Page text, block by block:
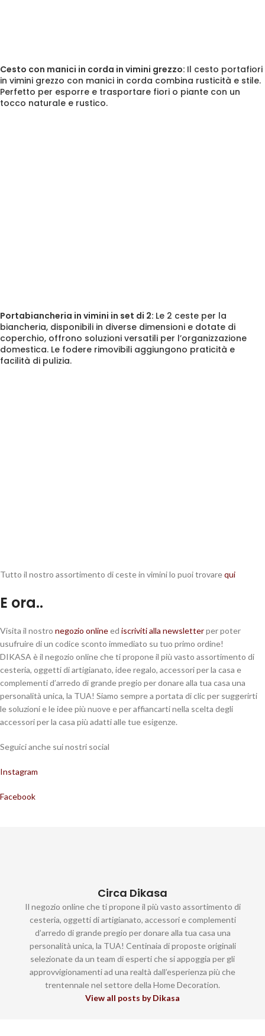
Cesto con manici in corda in vimini grezzo: Il cesto portafiori
in vimini grezzo con manici in corda combina rusticità e stile.
Perfetto per esporre e trasportare fiori o piante con un
tocco naturale e rustico.
Portabiancheria in vimini in set di 2: Le 2 ceste per la
biancheria, disponibili in diverse dimensioni e dotate di
coperchio, offrono soluzioni versatili per l’organizzazione
domestica. Le fodere rimovibili aggiungono praticità e
facilità di pulizia.
Tutto il nostro assortimento di ceste in vimini lo puoi trovarequi
E ora..
Visita il nostro negozio onlineed iscriviti alla newsletterper poter
usufruire di un codice sconto immediato su tuo primo ordine!
DIKASA è il negozio online che ti propone il più vasto assortimento di
cesteria, oggetti di artigianato, idee regalo, accessori per la casa e
complementi d’arredo di grande pregio per donare alla tua casa una
personalità unica, la TUA! Siamo sempre a portata di clic per suggerirti
le soluzioni e le idee più nuove e per affiancarti nella scelta degli
accessori per la casa più adatti alle tue esigenze.
Seguici anche sui nostri social
Instagram
Facebook
Circa Dikasa
Il negozio online che ti propone il più vasto assortimento di
cesteria, oggetti di artigianato, accessori e complementi
d’arredo di grande pregio per donare alla tua casa una
personalità unica, la TUA! Centinaia di proposte originali
selezionate da un team di esperti che si appoggia per gli
approvvigionamenti ad una realtà dall’esperienza più che
trentennale nel settore della Home Decoration.
View all posts by Dikasa